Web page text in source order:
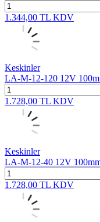
1.344,00 TL KDV
Keskinler
LA-M-12-120 12V
1.728,00 TL KDV
Keskinler
LA-M-12-40 12V
1.728,00 TL KDV